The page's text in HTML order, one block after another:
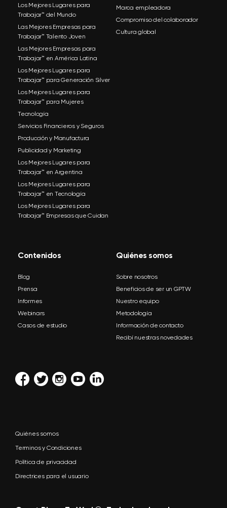
Los Mejores Lugares para
Trabajar™ del Mundo
Las Mejores Empresas para
Trabajar™ Talento Joven
Las Mejores Empresas para
Trabajar™ en América Latina
Los Mejores Lugares para
Trabajar™ para Generación Silver
Los Mejores Lugares para
Trabajar™ para Mujeres
Tecnología
Servicios Financieros y Seguros
Producción y Manufactura
Publicidad y Marketing
Los Mejores Lugares para
Trabajar™ en Argentina
Los Mejores Lugares para
Trabajar™ en Tecnología
Los Mejores Lugares para
Trabajar™ Empresas que Cuidan
Marca empleadora
Compromiso del colaborador
Cultura global
Contenidos
Blog
Prensa
Informes
Webinars
Casos de estudio
Quiénes somos
Sobre nosotros
Beneficios de ser un GPTW
Nuestro equipo
Metodología
Información de contacto
Recibí nuestras novedades
Quiénes somos
Terminos y Condiciones
Política de privacidad
Directrices para el usuario